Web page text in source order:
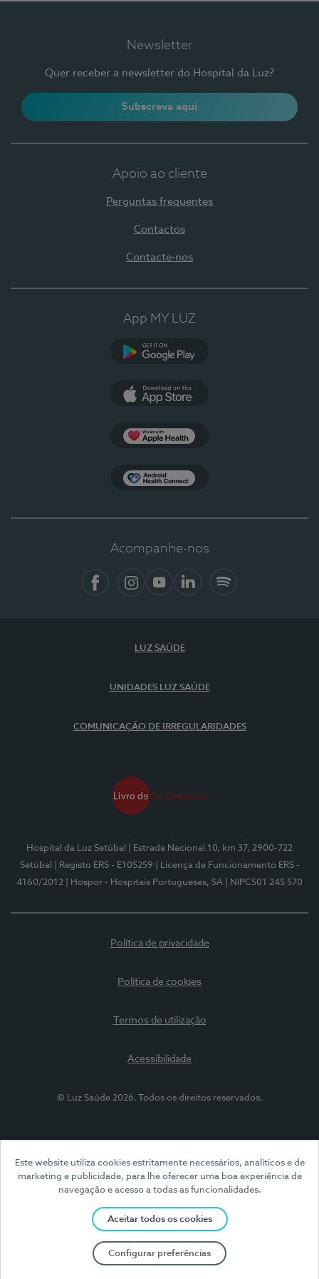
Este website utiliza cookies estritamente necessários, analíticos e de
marketing e publicidade, para lhe oferecer uma boa experiência de
navegação e acesso a todas as funcionalidades.
Aceitar todos os cookies
Configurar preferências
Newsletter
Quer receber a newsletter do Hospital da Luz?
Subscreva aqui
Apoio ao cliente
Perguntas frequentes
Contactos
Contacte-nos
App MY LUZ
Acompanhe-nos
LUZ SAÚDE
UNIDADES LUZ SAÚDE
COMUNICAÇÃO DE IRREGULARIDADES
Hospital da Luz Setúbal
| Estrada Nacional 10, km 37, 2900-722
Setúbal
| Registo ERS - E105259
| Licença de Funcionamento ERS -
4160/2012
| Hospor - Hospitais Portugueses, SA | NIPC501 245 570
Política de privacidade
Política de cookies
Termos de utilização
Acessibilidade
© Luz Saúde 2026. Todos os direitos reservados.